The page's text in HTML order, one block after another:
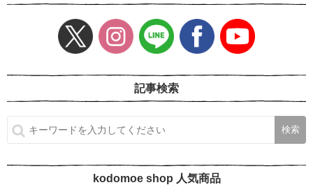
記事検索
kodomoe shop 人気商品